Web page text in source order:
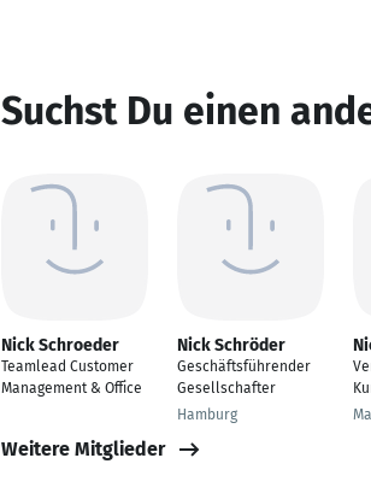
Suchst Du einen
Nick Schroeder
Teamlead Customer
Management & Office
Nick Schröder
Geschäftsführender
Gesellschafter
Hamburg
Weitere Mitglieder